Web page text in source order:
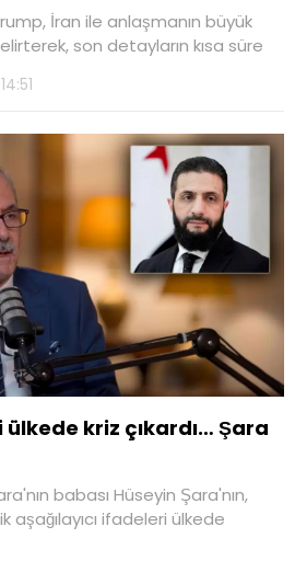
İran ile anlaşmanın büyük
son detayların kısa süre
ülkede kriz çıkardı… Şara
babası Hüseyin Şara'nın,
aşağılayıcı ifadeleri ülkede